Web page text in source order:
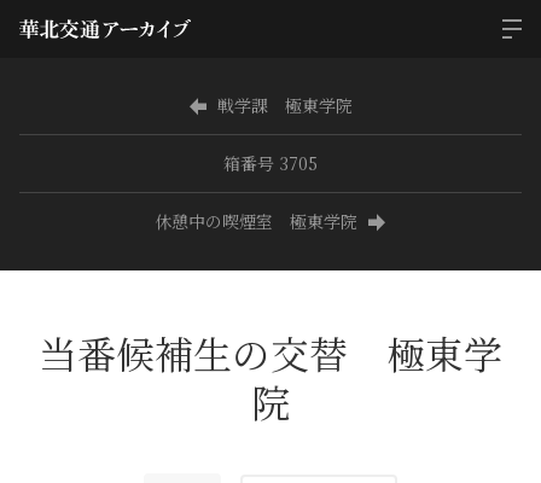
戦学課 極東学院
箱番号 3705
休憩中の喫煙室 極東学院
当番候補生の交替 極東学
院